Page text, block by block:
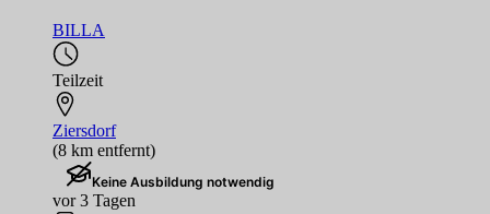
BILLA
Teilzeit
Ziersdorf
(8 km entfernt)
Keine Ausbildung notwendig
vor 3 Tagen